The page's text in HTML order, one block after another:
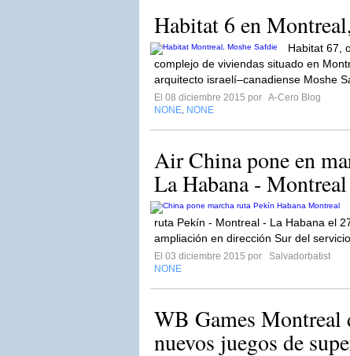
Habitat 6 en
Habitat 67,
complejo de viviendas situado en
arquitecto israelí–canadiense Moshe
El 08 diciembre 2015 por A-Cero Blog
NONE NONE
Air China pone en
La Habana - Montreal
ruta Pekín - Montreal - La Habana el
ampliación en dirección Sur del
El 03 diciembre 2015 por
Salvadorbatist
NONE
WB Games Montreal
nuevos juegos de